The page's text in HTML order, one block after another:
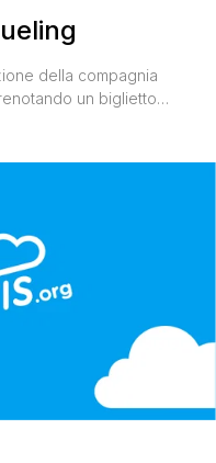
della compagnia
un biglietto
tra il 17 gennaio e il